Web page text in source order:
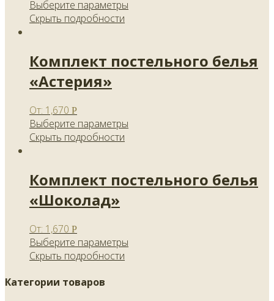
Выберите параметры
Скрыть подробности
Комплект постельного белья
«Астерия»
От: 1,670 Р
Выберите параметры
Скрыть подробности
Комплект постельного белья
«Шоколад»
От: 1,670 Р
Выберите параметры
Скрыть подробности
Категории товаров